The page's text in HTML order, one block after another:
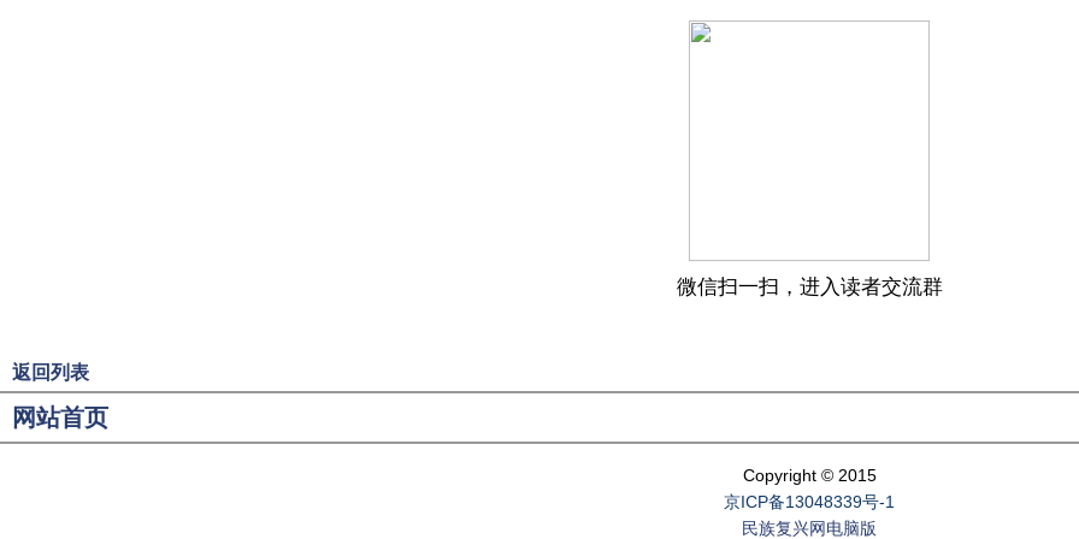
微信扫一扫，进入读者交流群
返回列表
网站首页
Copyright © 2015
京ICP备13048339号-1
民族复兴网电脑版